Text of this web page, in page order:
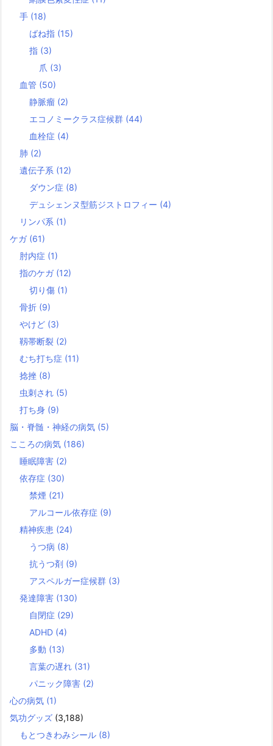
手 (18)
ばね指 (15)
指 (3)
爪 (3)
血管 (50)
静脈瘤 (2)
エコノミークラス症候群 (44)
血栓症 (4)
肺 (2)
遺伝子系 (12)
ダウン症 (8)
デュシェンヌ型筋ジストロフィー (4)
リンパ系 (1)
ケガ (61)
肘内症 (1)
指のケガ (12)
切り傷 (1)
骨折 (9)
やけど (3)
靱帯断裂 (2)
むち打ち症 (11)
捻挫 (8)
虫刺され (5)
打ち身 (9)
脳・脊髄・神経の病気 (5)
こころの病気 (186)
睡眠障害 (2)
依存症 (30)
禁煙 (21)
アルコール依存症 (9)
精神疾患 (24)
うつ病 (8)
抗うつ剤 (9)
アスペルガー症候群 (3)
発達障害 (130)
自閉症 (29)
ADHD (4)
多動 (13)
言葉の遅れ (31)
パニック障害 (2)
心の病気 (1)
気功グッズ (3,188)
もとつきわみシール (8)